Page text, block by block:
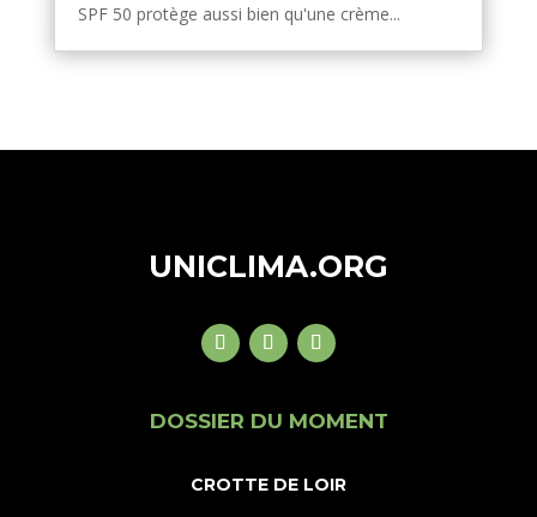
SPF 50 protège aussi bien qu'une crème...
UNICLIMA.ORG
DOSSIER DU MOMENT
CROTTE DE LOIR